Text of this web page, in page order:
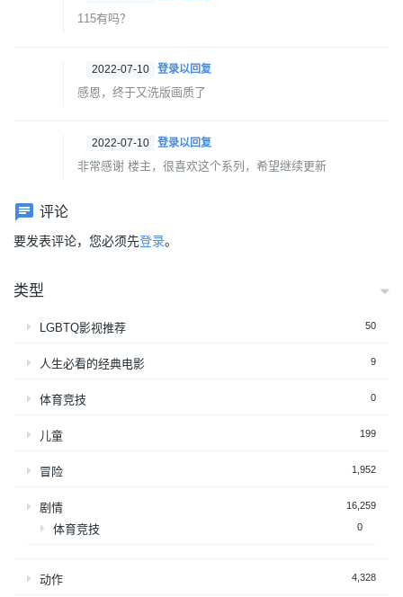
115有吗？
2022-07-10 登录以回复
感恩，终于又洗版画质了
2022-07-10 登录以回复
非常感谢 楼主，很喜欢这个系列，希望继续更新
评论
要发表评论，您必须先登录。
类型
LGBTQ影视推荐 50
人生必看的经典电影 9
体育竞技 0
儿童 199
冒险 1,952
剧情 16,259
体育竞技 0
动作 4,328